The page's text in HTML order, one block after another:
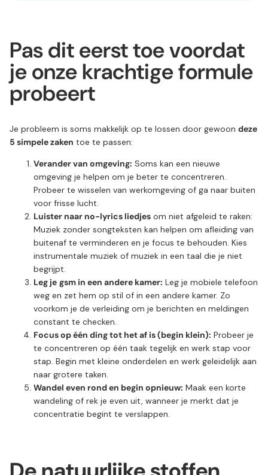
Pas dit eerst toe voordat
je onze krachtige formule
probeert
Je probleem is soms makkelijk op te lossen door gewoon deze
5 simpele zaken toe te passen:
Verander van omgeving: Soms kan een nieuwe
omgeving je helpen om je beter te concentreren.
Probeer te wisselen van werkomgeving of ga naar buiten
voor frisse lucht.
Luister naar no-lyrics liedjes om niet afgeleid te raken:
Muziek zonder songteksten kan helpen om afleiding van
buitenaf te verminderen en je focus te behouden. Kies
instrumentale muziek of muziek in een taal die je niet
begrijpt.
Leg je gsm in een andere kamer: Leg je mobiele telefoon
weg en zet hem op stil of in een andere kamer. Zo
voorkom je de verleiding om je berichten en meldingen
constant te checken.
Focus op één ding tot het af is (begin klein): Probeer je
te concentreren op één taak tegelijk en werk stap voor
stap. Begin met kleine onderdelen en werk geleidelijk aan
naar grotere taken.
Wandel even rond en begin opnieuw: Maak een korte
wandeling of rek je even uit, wanneer je merkt dat je
concentratie begint te verslappen.